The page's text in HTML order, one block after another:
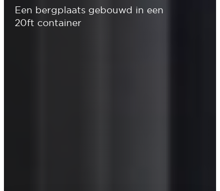
Een bergplaats gebouwd in een
20ft container